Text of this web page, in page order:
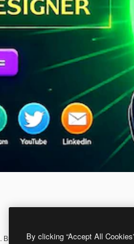
. Вы можете создать свой
By clicking “Accept All